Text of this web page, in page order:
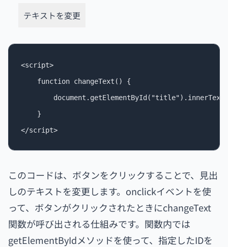
テキストを変更
<script>
    function changeText() {
document.getElementById("title").innerText
    }
このコードは、ボタンをクリックすることで、見出
しのテキストを変更します。onclickイベントを使
って、ボタンがクリックされたときにchangeText
関数が呼び出される仕組みです。関数内では
getElementByIdメソッドを使って、指定したIDを